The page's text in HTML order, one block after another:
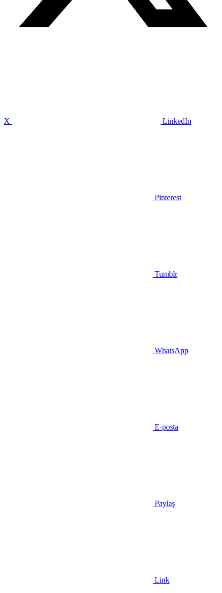
X LinkedIn
Pinterest
Tumblr
WhatsApp
E-posta
Paylaş
Link